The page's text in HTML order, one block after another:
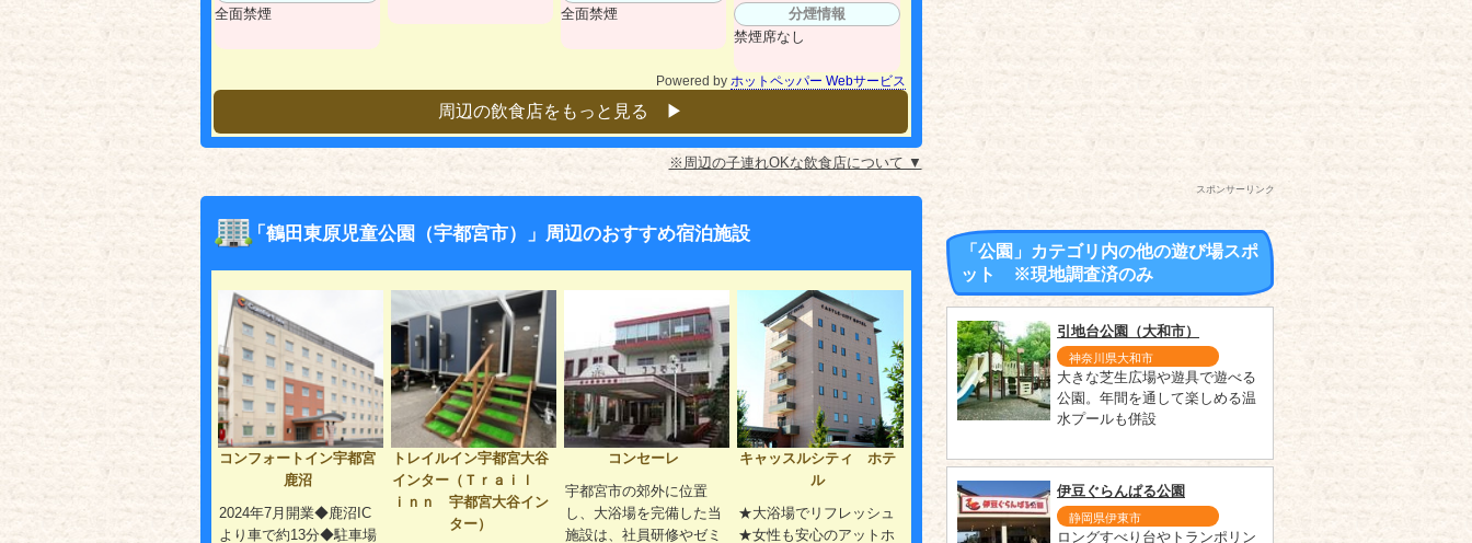
全面禁煙
全面禁煙
分煙情報
禁煙席なし
Powered by ホットペッパー Webサービス
周辺の飲食店をもっと見る ▶︎
※周辺の子連れOKな飲食店について ▼
「鶴田東原児童公園（宇都宮市）」周辺のおすすめ宿泊施設
コンフォートイン宇都宮
鹿沼
2024年7月開業◆鹿沼IC
より車で約13分◆駐車場
トレイルイン宇都宮大谷
インター（Ｔｒａｉｌ
ｉｎｎ 宇都宮大谷イン
ター）
コンセーレ
宇都宮市の郊外に位置
し、大浴場を完備した当
施設は、社員研修やゼミ
キャッスルシティ ホテ
ル
★大浴場でリフレッシュ
★女性も安心のアットホ
スポンサーリンク
「公園」カテゴリ内の他の遊び場スポ
ット ※現地調査済のみ
引地台公園（大和市）
神奈川県大和市
大きな芝生広場や遊具で遊べる
公園。年間を通して楽しめる温
水プールも併設
伊豆ぐらんぱる公園
静岡県伊東市
ロングすべり台やトランポリン